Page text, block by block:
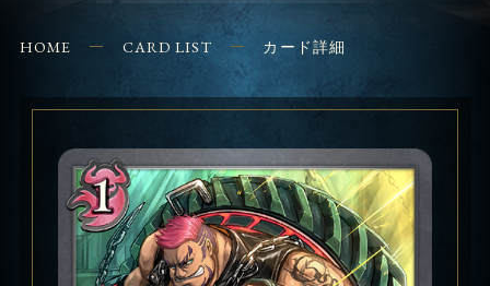
HOME CARD LIST カード詳細